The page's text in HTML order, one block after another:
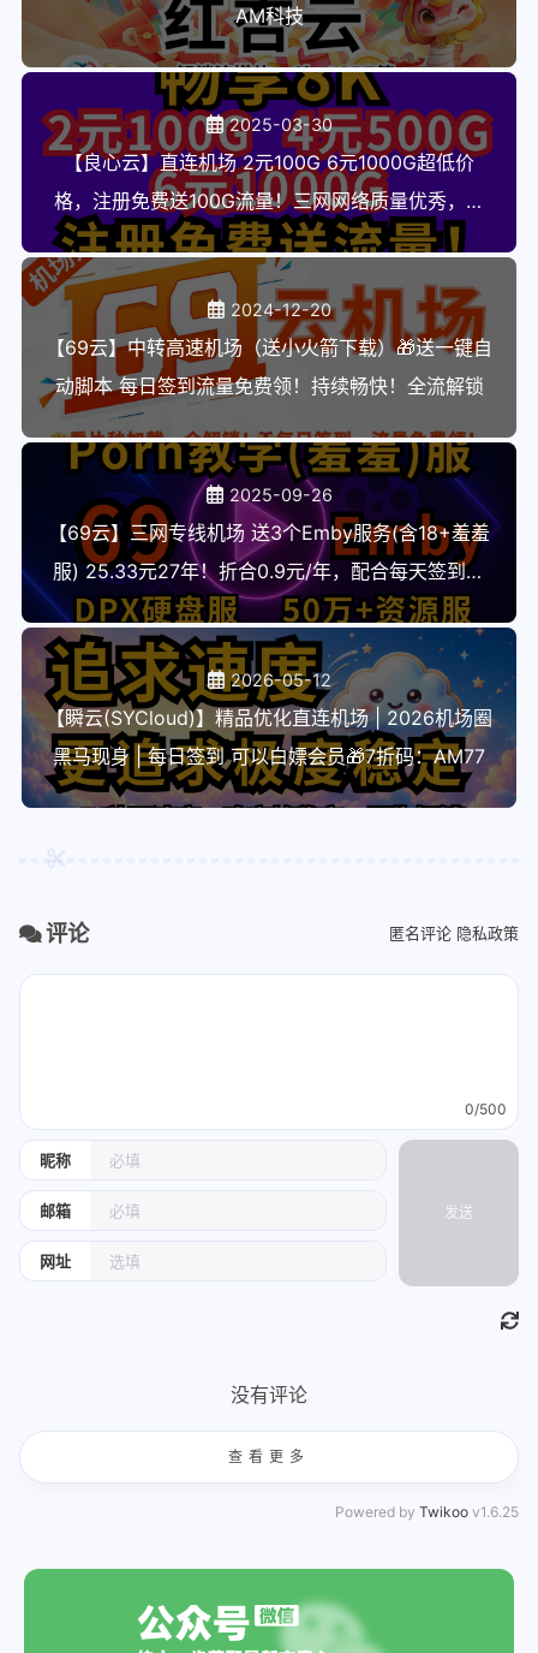
AM科技
2025-03-30
【良心云】直连机场 2元100G 6元1000G超低价
格，注册免费送100G流量！三网网络质量优秀，流
媒体解锁，GPT解锁，支持新疆河南地区使用
2024-12-20
【69云】中转高速机场（送小火箭下载）🎁送一键自
动脚本 每日签到流量免费领！持续畅快！全流解锁
2025-09-26
【69云】三网专线机场 送3个Emby服务(含18+羞羞
服) 25.33元27年！折合0.9元/年，配合每天签到送
流量 史上最强 最专业的备用防失联机场!
2026-05-12
【瞬云(SYCloud)】精品优化直连机场 | 2026机场圈
黑马现身 | 每日签到 可以白嫖会员🎁7折码：AM77
评论 匿名评论 隐私政策
昵称
邮箱
网址
0/500
发送
没有评论
查看更多
Powered by Twikoo v1.6.25